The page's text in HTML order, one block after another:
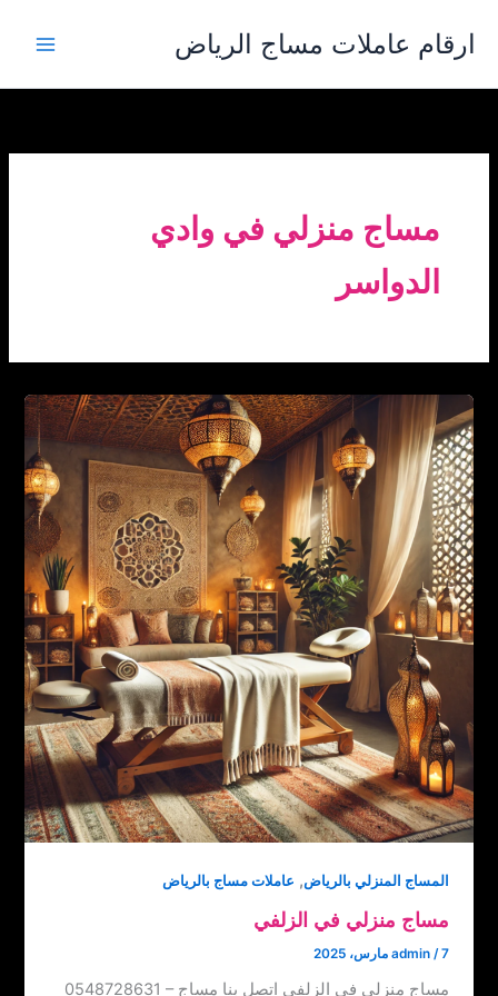
المحتوى
ارقام عاملات مساج الرياض
مساج منزلي في وادي
الدواسر
المساج المنزلي بالرياض, عاملات مساج بالرياض
مساج منزلي في الزلفي
admin /7 مارس، 2025
مساج منزلي في الزلفي اتصل بنا ‏‪0548728631 – مساج